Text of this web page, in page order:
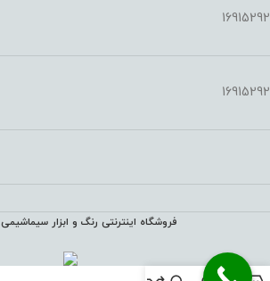
16915292
16915292
فروشگاه اینترنتی رنگ و ابزار سیماشیمی